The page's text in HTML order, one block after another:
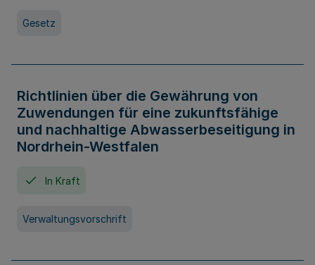
Gesetz
Richtlinien über die Gewährung von
Zuwendungen für eine zukunftsfähige
und nachhaltige Abwasserbeseitigung in
Nordrhein-Westfalen
In Kraft
Verwaltungsvorschrift